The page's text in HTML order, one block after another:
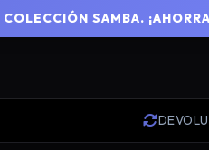
SAMBA.